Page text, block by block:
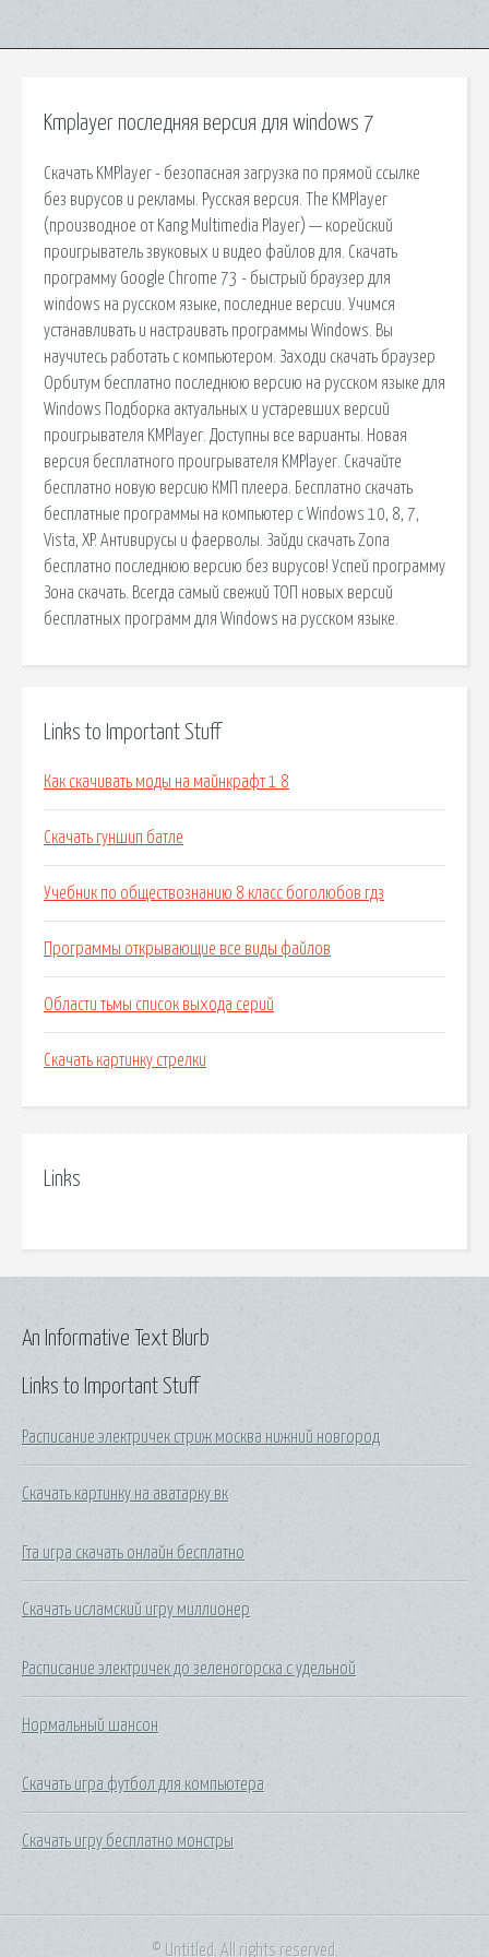
Kmplayer последняя версия для windows 7
Скачать KMPlayer - безопасная загрузка по прямой ссылке
без вирусов и рекламы. Русская версия. The KMPlayer
(производное от Kang Multimedia Player) — корейский
проигрыватель звуковых и видео файлов для. Скачать
программу Google Chrome 73 - быстрый браузер для
windows на русском языке, последние версии. Учимся
устанавливать и настраивать программы Windows. Вы
научитесь работать с компьютером. Заходи скачать браузер
Орбитум бесплатно последнюю версию на русском языке для
Windows Подборка актуальных и устаревших версий
проигрывателя KMPlayer. Доступны все варианты. Новая
версия бесплатного проигрывателя KMPlayer. Скачайте
бесплатно новую версию КМП плеера. Бесплатно скачать
бесплатные программы на компьютер с Windows 10, 8, 7,
Vista, XP. Антивирусы и фаерволы. Зайди скачать Zona
бесплатно последнюю версию без вирусов! Успей программу
Зона скачать. Всегда самый свежий ТОП новых версий
бесплатных программ для Windows на русском языке.
Links to Important Stuff
Как скачивать моды на майнкрафт 1 8
Скачать гуншип батле
Учебник по обществознанию 8 класс боголюбов гдз
Программы открывающие все виды файлов
Области тьмы список выхода серий
Скачать картинку стрелки
Links
Links to Important Stuff
Расписание электричек стриж москва нижний новгород
Скачать картинку на аватарку вк
Гта игра скачать онлайн бесплатно
Скачать исламский игру миллионер
Расписание электричек до зеленогорска с удельной
Нормальный шансон
Скачать игра футбол для компьютера
Скачать игру бесплатно монстры
An Informative Text Blurb
© Untitled. All rights reserved.